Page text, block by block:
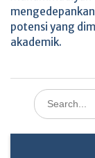
potensi yang
akademik.
Search
for: